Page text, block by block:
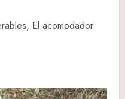
El acomodador